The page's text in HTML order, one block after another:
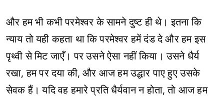
और हम भी कभी परमेश्वर के सामने दुष्ट ही थे। इतना कि
न्याय तो यही कहता था कि परमेश्वर हमें दंड दे और हम इस
पृथ्वी से मिट जाएँ। पर उसने ऐसा नहीं किया। उसने धैर्य
रखा, हम पर दया की, और आज हम उद्धार पाए हुए उसके
सेवक हैं। यदि वह हमारे प्रति धैर्यवान न होता, तो आज हम